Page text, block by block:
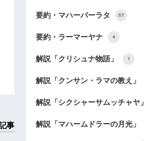
事
要約・マハーバーラタ 57
要約・ラーマーヤナ 4
解説「クリシュナ物語」 1
解説「クンサン・ラマの教え」
解説「シクシャーサムッチャヤ」
解説「マハームドラーの月光」